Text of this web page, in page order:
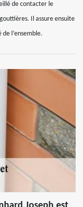
de contacter le
Il assure ensuite
l’ensemble.